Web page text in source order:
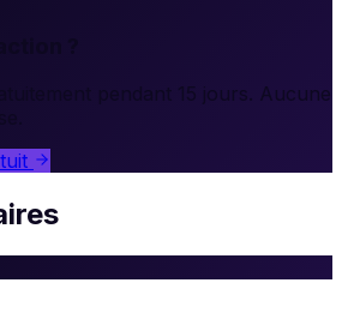
pendant 15 jours. Aucune